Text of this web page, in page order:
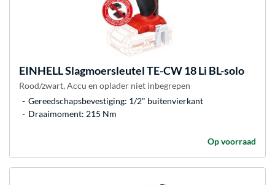
EINHELLSlagmoersleutel TE-CW 18 Li BL-solo
Rood/zwart, Accu en oplader niet inbegrepen
Gereedschapsbevestiging: 1/2" buitenvierkant
Draaimoment: 215 Nm
Op voorraad